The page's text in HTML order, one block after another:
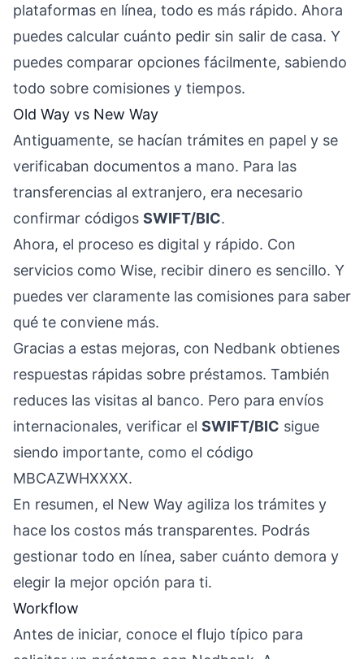
plataformas en línea, todo es más rápido. Ahora
puedes calcular cuánto pedir sin salir de casa. Y
puedes comparar opciones fácilmente, sabiendo
todo sobre comisiones y tiempos.
Old Way vs New Way
Antiguamente, se hacían trámites en papel y se
verificaban documentos a mano. Para las
transferencias al extranjero, era necesario
confirmar códigos SWIFT/BIC.
Ahora, el proceso es digital y rápido. Con
servicios como Wise, recibir dinero es sencillo. Y
puedes ver claramente las comisiones para saber
qué te conviene más.
Gracias a estas mejoras, con Nedbank obtienes
respuestas rápidas sobre préstamos. También
reduces las visitas al banco. Pero para envíos
internacionales, verificar el SWIFT/BIC sigue
siendo importante, como el código
MBCAZWHXXXX.
En resumen, el New Way agiliza los trámites y
hace los costos más transparentes. Podrás
gestionar todo en línea, saber cuánto demora y
elegir la mejor opción para ti.
Workflow
Antes de iniciar, conoce el flujo típico para